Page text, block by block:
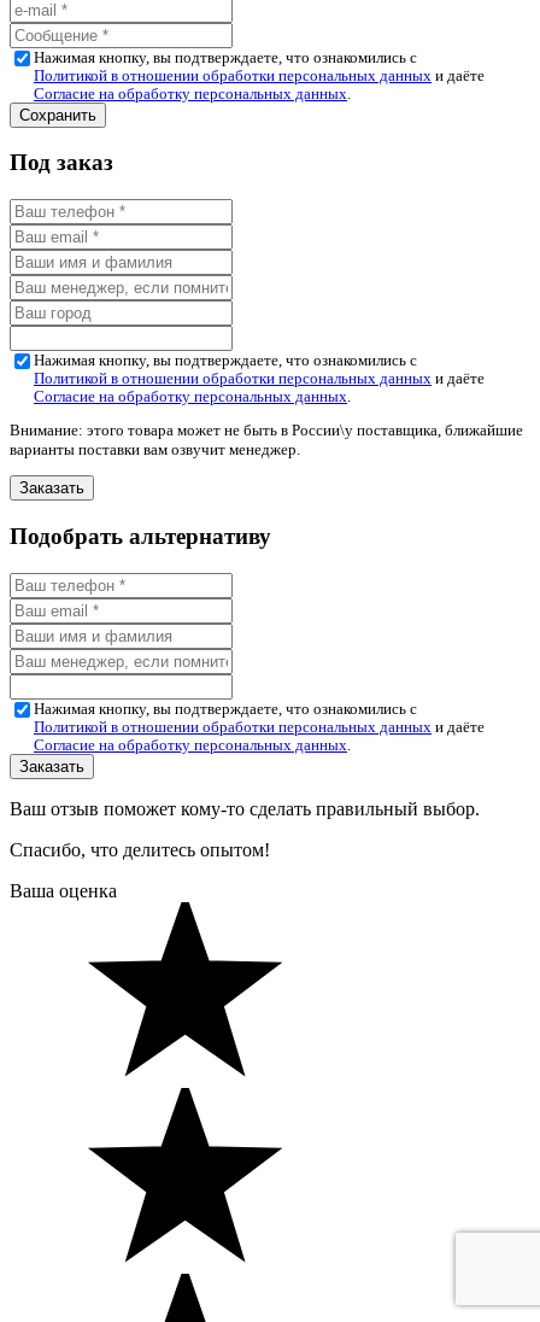
Нажимая кнопку, вы подтверждаете, что ознакомились с
Политикой в отношении обработки персональных данных и даёте
Согласие на обработку персональных данных
Под заказ
Нажимая кнопку, вы подтверждаете, что ознакомились с
Политикой в отношении обработки персональных данных и даёте
Согласие на обработку персональных данных.
Внимание: этого товара может не быть в России\у поставщика, ближайшие
варианты поставки вам озвучит менеджер.
Подобрать альтернативу
Нажимая кнопку, вы подтверждаете, что ознакомились с
Политикой в отношении обработки персональных данных и даёте
Согласие на обработку персональных данных
Ваш отзыв поможет кому-то сделать правильный выбор.
Спасибо, что делитесь опытом!
Ваша оценка